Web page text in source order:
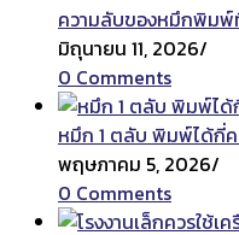
ความลับของหมึกพิมพ์
มิถุนายน 11, 2026/
0 Comments
หมึก 1 ตลับ พิมพ์ได้กี่
พฤษภาคม 5, 2026/
0 Comments